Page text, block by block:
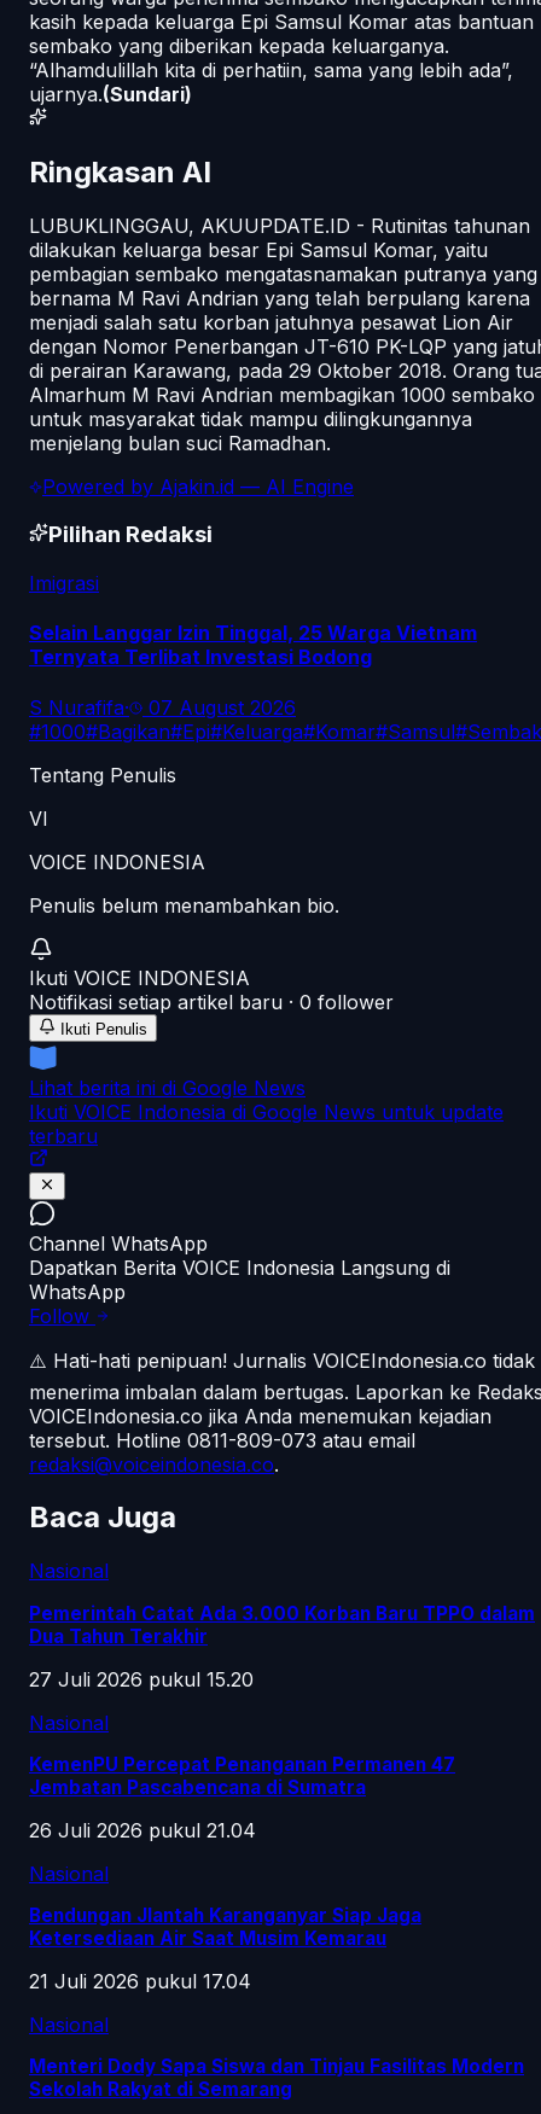
kasih kepada keluarga Epi Samsul Komar atas bantuan
sembako yang diberikan kepada keluarganya.
“Alhamdulillah kita di perhatiin, sama yang lebih ada”,
ujarnya.(Sundari)
Ringkasan AI
LUBUKLINGGAU, AKUUPDATE.ID - Rutinitas tahunan
dilakukan keluarga besar Epi Samsul Komar, yaitu
pembagian sembako mengatasnamakan putranya yang
bernama M Ravi Andrian yang telah berpulang karena
menjadi salah satu korban jatuhnya pesawat Lion Air
dengan Nomor Penerbangan JT-610 PK-LQP yang
di perairan Karawang, pada 29 Oktober 2018. Orang
Almarhum M Ravi Andrian membagikan 1000 sembako
untuk masyarakat tidak mampu dilingkungannya
menjelang bulan suci Ramadhan.
Powered by Ajakin.id — AI Engine
Pilihan Redaksi
Imigrasi
Selain Langgar Izin Tinggal, 25 Warga Vietnam
Ternyata Terlibat Investasi Bodong
S Nurafifa·
07 August 2026
#1000#Bagikan#Epi#Keluarga#Komar#Samsul#
Tentang Penulis
VI
VOICE INDONESIA
Penulis belum menambahkan bio.
Ikuti VOICE INDONESIA
Notifikasi setiap artikel baru · 0 follower
Ikuti Penulis
Lihat berita ini di Google News
Ikuti VOICE Indonesia di Google News untuk update
terbaru
Channel WhatsApp
Dapatkan Berita VOICE Indonesia Langsung di
WhatsApp
Follow
⚠️ Hati-hati penipuan! Jurnalis VOICEIndonesia.co tidak
menerima imbalan dalam bertugas. Laporkan ke
VOICEIndonesia.co jika Anda menemukan kejadian
tersebut. Hotline 0811-809-073 atau email
redaksi@voiceindonesia.co.
Baca Juga
Nasional
Pemerintah Catat Ada 3.000 Korban Baru TPPO dalam
Dua Tahun Terakhir
27 Juli 2026 pukul 15.20
Nasional
KemenPU Percepat Penanganan Permanen 47
Jembatan Pascabencana di Sumatra
26 Juli 2026 pukul 21.04
Nasional
Bendungan Jlantah Karanganyar Siap Jaga
Ketersediaan Air Saat Musim Kemarau
21 Juli 2026 pukul 17.04
Nasional
Menteri Dody Sapa Siswa dan Tinjau Fasilitas Modern
Sekolah Rakyat di Semarang